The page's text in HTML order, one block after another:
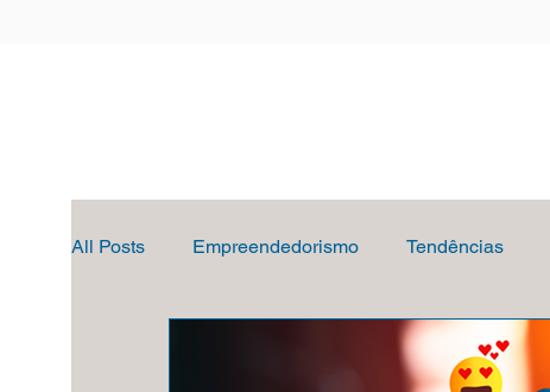
All Posts Empreendedorismo Tendências